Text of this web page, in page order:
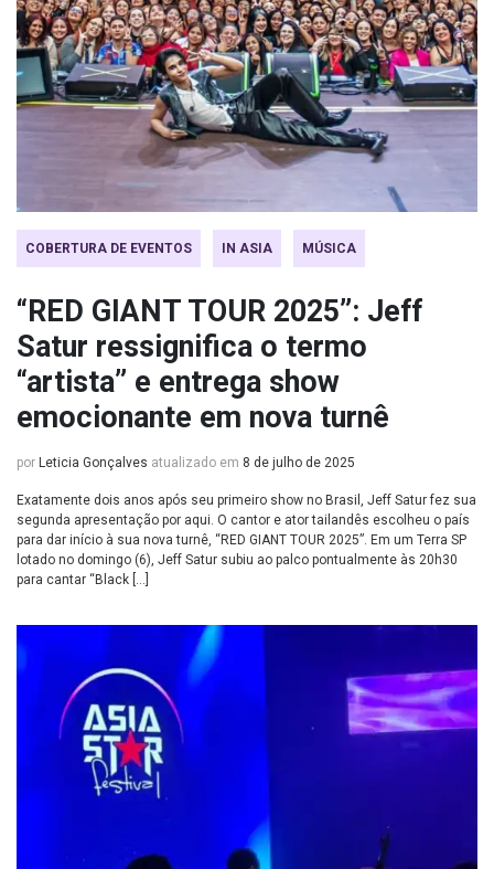
COBERTURA DE EVENTOS IN ASIA MÚSICA
“RED GIANT TOUR 2025”: Jeff
Satur ressignifica o termo
“artista” e entrega show
emocionante em nova turnê
por Leticia Gonçalves atualizado em 8 de julho de 2025
Exatamente dois anos após seu primeiro show no Brasil, Jeff Satur fez sua
segunda apresentação por aqui. O cantor e ator tailandês escolheu o país
para dar início à sua nova turnê, “RED GIANT TOUR 2025”. Em um Terra SP
lotado no domingo (6), Jeff Satur subiu ao palco pontualmente às 20h30
para cantar “Black […]